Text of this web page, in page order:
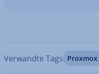
Verwandte Tags Proxmox